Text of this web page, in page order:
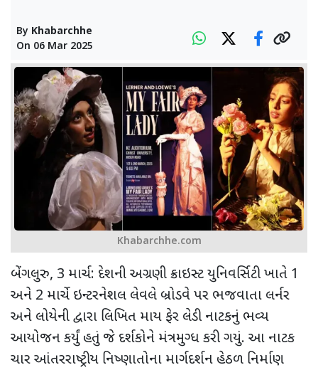
By Khabarchhe
On 06 Mar 2025
Khabarchhe.com
બેંગલુરુ, 3 માર્ચ: દેશની અગ્રણી ક્રાઇસ્ટ યુનિવર્સિટી ખાતે 1
અને 2 માર્ચે ઇન્ટરનેશલ લેવલે બ્રોડવે પર ભજવાતા લર્નર
અને લોયેની દ્વારા લિખિત માય ફેર લેડી નાટકનું ભવ્ય
આયોજન કર્યું હતું જે દર્શકોને મંત્રમુગ્ધ કરી ગયું. આ નાટક
ચાર આંતરરાષ્ટ્રીય નિષ્ણાતોના માર્ગદર્શન હેઠળ નિર્માણ